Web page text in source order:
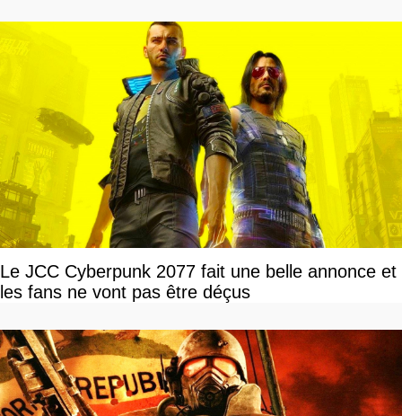
Le JCC Cyberpunk 2077 fait une belle annonce et
les fans ne vont pas être déçus